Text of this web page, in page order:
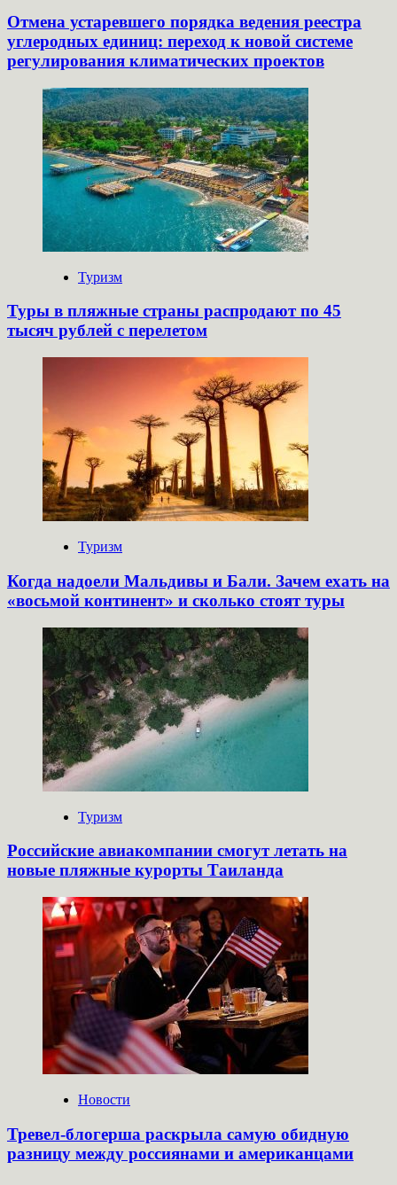
Отмена устаревшего порядка ведения реестра
углеродных единиц: переход к новой системе
регулирования климатических проектов
Туризм
Туры в пляжные страны распродают по 45
тысяч рублей с перелетом
Туризм
Когда надоели Мальдивы и Бали. Зачем ехать на
«восьмой континент» и сколько стоят туры
Туризм
Российские авиакомпании смогут летать на
новые пляжные курорты Таиланда
Новости
Тревел-блогерша раскрыла самую обидную
разницу между россиянами и американцами